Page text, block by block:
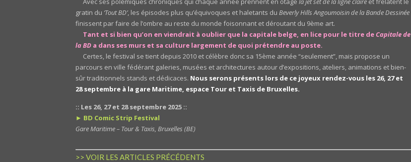
gratin du ‘Tout BD’, les épisodes plus qu’équivoques et haletants du Beverly Hills Angoumoisin de la Bande Dessinée
finissent par faire de l’ombre au reste du monde foisonnant et déroutant du 9ème art.
Tant et si bien qu’on en viendrait à oublier que la capitale belge, en lice pour le titre deCapitale de
la BD a dans ses murs et sa culture largement de quoi prétendre au poste.
Certes, le festival se tient depuis 2010 et célèbre donc sa 15ème année “seulement”, mais propose un
parcours en ville fédérant galeries, musées et architectures autour d’expositions, ateliers, animations et bien-
sûr traditionnels stands et dédicaces. Nous serons présents lors de ce joyeux rendez-vous les 26, 27 et
28 septembre à la gare Maritime, espace Tour et Taxis de Bruxelles.
:: Les 26, 27 et 28 septembre 2025 ::
► BD Comic Strip Festival
Gare Maritime – Tour & Taxis, Bruxelles (BE)
>> VOIR LES ARTICLES PRÉCÉDENTS